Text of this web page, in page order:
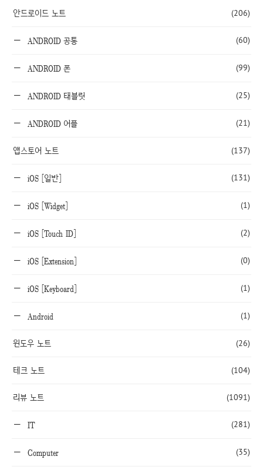
안드로이드 노트 (206)
ANDROID 공통 (60)
ANDROID 폰 (99)
ANDROID 태블릿 (25)
ANDROID 어플 (21)
앱스토어 노트 (137)
iOS [일반] (131)
iOS [Widget] (1)
iOS [Touch ID] (2)
iOS [Extension] (0)
iOS [Keyboard] (1)
Android (1)
윈도우 노트 (26)
테크 노트 (104)
리뷰 노트 (1091)
IT (281)
Computer (35)